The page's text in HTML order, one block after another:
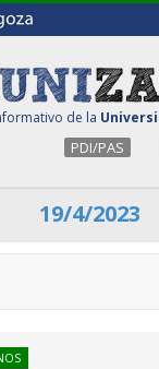
de la
PDI/PAS
19/4/2023